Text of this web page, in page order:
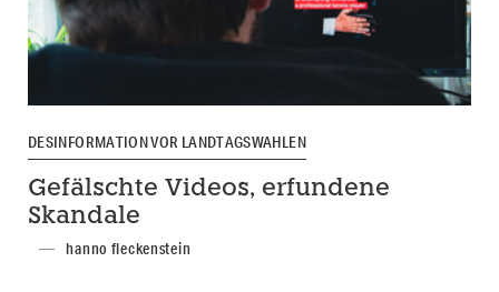
DESINFORMATION VOR LANDTAGSWAHLEN
Gefälschte Videos, erfundene
Skandale
hanno fleckenstein